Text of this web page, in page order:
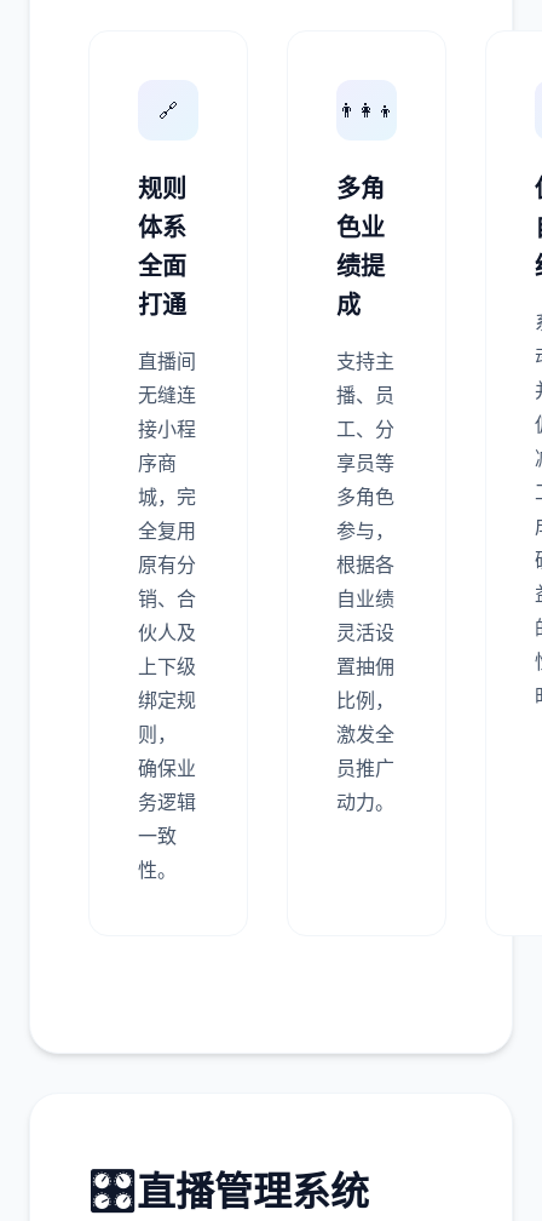
🔗
规则
体系
全面
打通
直播间
无缝连
接小程
序商
城，完
全复用
原有分
销、合
伙人及
上下级
绑定规
则，
确保业
务逻辑
一致
性。
👨‍👩‍👦
多角
色业
绩提
成
支持主
播、员
工、分
享员等
多角色
参与，
根据各
自业绩
灵活设
置抽佣
比例，
激发全
员推广
动力。
🎛️直播管理系统